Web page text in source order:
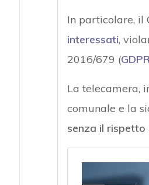
In particolare, il
interessati,
2016/679 (
La telecamera,
comunale e la
senza il